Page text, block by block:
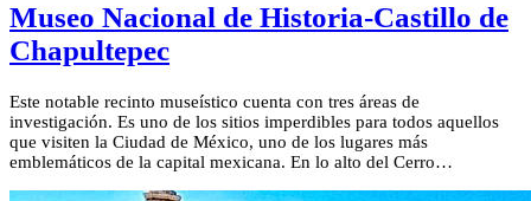
Museo Nacional de Historia-Castillo de
Chapultepec
Este notable recinto museístico cuenta con tres áreas de
investigación. Es uno de los sitios imperdibles para todos aquellos
que visiten la Ciudad de México, uno de los lugares más
emblemáticos de la capital mexicana. En lo alto del Cerro…